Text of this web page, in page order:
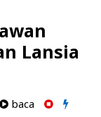
Lansia
baca